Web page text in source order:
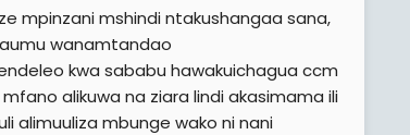
mpinzani mshindi ntakushangaa sana,
wanamtandao
kwa sababu hawakuichagua ccm
alikuwa na ziara lindi akasimama ili
alimuuliza mbunge wako ni nani